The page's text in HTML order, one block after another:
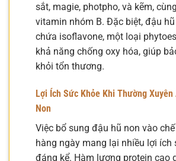
sắt, magie, photpho, và kẽm,
vitamin nhóm B. Đặc biệt, đậu
chứa isoflavone, một loại
khả năng chống oxy hóa, giúp
khỏi tổn thương.
Lợi Ích Sức Khỏe Khi Thường Xuyên
Non
Việc bổ sung đậu hũ non vào
hàng ngày mang lại nhiều lợi ích
đáng kể. Hàm lượng protein cao